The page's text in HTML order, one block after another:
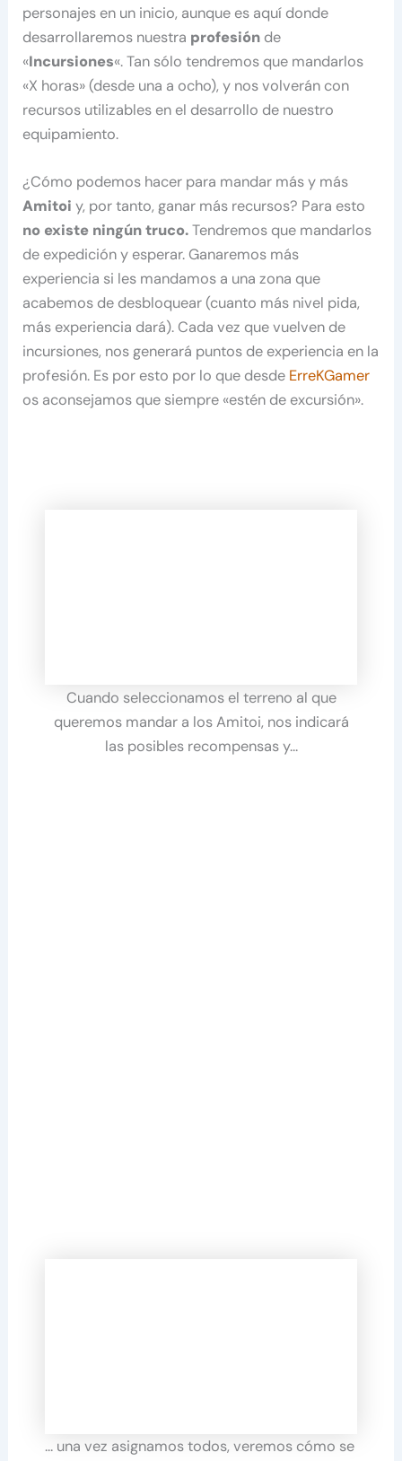
personajes en un inicio, aunque es aquí donde
desarrollaremos nuestra profesión de
«Incursiones«. Tan sólo tendremos que mandarlos
«X horas» (desde una a ocho), y nos volverán con
recursos utilizables en el desarrollo de nuestro
equipamiento.
¿Cómo podemos hacer para mandar más y más
Amitoi y, por tanto, ganar más recursos? Para esto
no existe ningún truco.Tendremos que mandarlos
de expedición y esperar. Ganaremos más
experiencia si les mandamos a una zona que
acabemos de desbloquear (cuanto más nivel pida,
más experiencia dará). Cada vez que vuelven de
incursiones, nos generará puntos de experiencia en la
profesión. Es por esto por lo que desde ErreKGamer
os aconsejamos que siempre «estén de excursión».
Cuando seleccionamos el terreno al que
queremos mandar a los Amitoi, nos indicará
las posibles recompensas y…
… una vez asignamos todos, veremos cómo se